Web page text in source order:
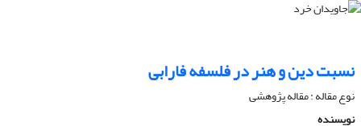
نسبت دین و هنر در فلسفه فارابی
نوع مقاله : مقاله پژوهشی
نویسنده